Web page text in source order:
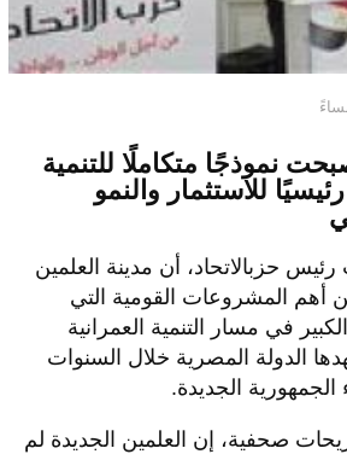
نموذجًا متكاملًا للتنمية
للاستثمار والنمو
حزبالاتحاد، أن مدينة العلمين
أهم المشروعات القومية التي
في مسار التنمية العمرانية
الدولة المصرية خلال السنوات
الجمهورية الجديدة.
صحفية، إن العلمين الجديدة لم